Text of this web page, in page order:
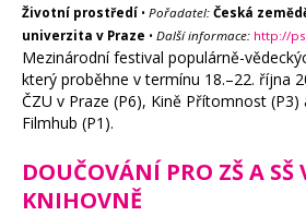
Životní prostředí • Pořadatel: Česká
univerzita v Praze • Další informace: http://
Mezinárodní festival populárně-
který proběhne v termínu 18.–22. října
ČZU v Praze (P6), Kině Přítomnost (P3)
Filmhub (P1).
DOUČOVÁNÍ PRO ZŠ A SŠ
KNIHOVNĚ